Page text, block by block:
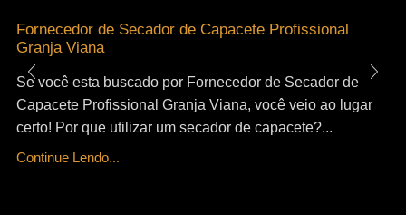
Fornecedor de Secador de Capacete Profissional
Granja Viana
Se você esta buscado por Fornecedor de Secador de
Capacete Profissional Granja Viana, você veio ao lugar
certo! Por que utilizar um secador de capacete?...
Continue Lendo...